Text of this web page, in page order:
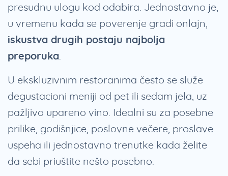
presudnu ulogu kod odabira. Jednostavno je,
u vremenu kada se poverenje gradi onlajn,
iskustva drugih postaju najbolja
preporuka.
U ekskluzivnim restoranima često se služe
degustacioni meniji od pet ili sedam jela, uz
pažljivo upareno vino. Idealni su za posebne
prilike, godišnjice, poslovne večere, proslave
uspeha ili jednostavno trenutke kada želite
da sebi priuštite nešto posebno.